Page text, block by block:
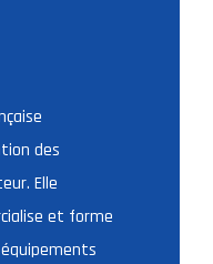
des
Elle
et forme